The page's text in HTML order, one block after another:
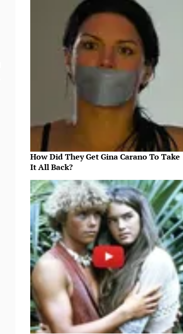
How Did They Get Gina Carano To Take
It All Back?